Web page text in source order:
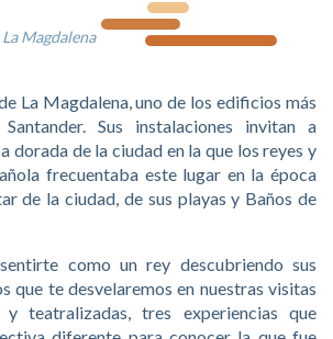
Magdalena
La Magdalena, uno de los edificios más
Sus instalaciones invitan a
dorada de la ciudad en la que los reyes y
frecuentaba este lugar en la época
de la ciudad, de sus playas y Baños de
como un rey descubriendo sus
que te desvelaremos en nuestras visitas
y teatralizadas, tres experiencias que